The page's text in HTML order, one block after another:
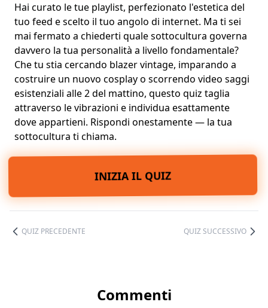
Hai curato le tue playlist, perfezionato l'estetica del
tuo feed e scelto il tuo angolo di internet. Ma ti sei
mai fermato a chiederti quale sottocultura governa
davvero la tua personalità a livello fondamentale?
Che tu stia cercando blazer vintage, imparando a
costruire un nuovo cosplay o scorrendo video saggi
esistenziali alle 2 del mattino, questo quiz taglia
attraverso le vibrazioni e individua esattamente
dove appartieni. Rispondi onestamente — la tua
sottocultura ti chiama.
INIZIA IL QUIZ
QUIZ PRECEDENTE QUIZ SUCCESSIVO
Commenti